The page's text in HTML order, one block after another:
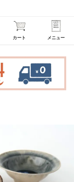
カート メニュー